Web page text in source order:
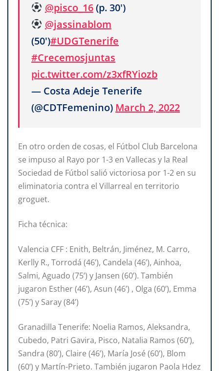
@pisco_16(p. 30')
@jassinablom
(50')#UDGTenerife
#Crecemosjuntas
pic.twitter.com/z3xfRYiozb
— Costa Adeje Tenerife
(@CDTFemenino) March 2, 2022
En otro orden de cosas, el Fútbol Club Barcelona
se impuso al Rayo por 1-3 en Vallecas y la Real
Sociedad de Fútbol salió victoriosa por 1-2 en su
eliminatoria contra el Villarreal en territorio
groguet.
Ficha técnica:
Valencia CFF : Enith, Beltrán, Jiménez, M. Carro,
Kerlly R., Torrodá (46’), Candela (46’), Ainhoa,
Salmi, Aguado (75’) y Jansen (60’). También
jugaron Esther (46’), Asun (46’) , Olga (60’), Emma
(75’) y Saray (84’)
Granadilla Tenerife: Noelia Ramos, Aleksandra,
Cubedo, Patri Gavira, Pisco, Natalia Ramos (60’),
Sandra (80’), Claire (46’), María José (60’), Blom
(60’) y Martín-Prieto. También jugaron Paola Hdez